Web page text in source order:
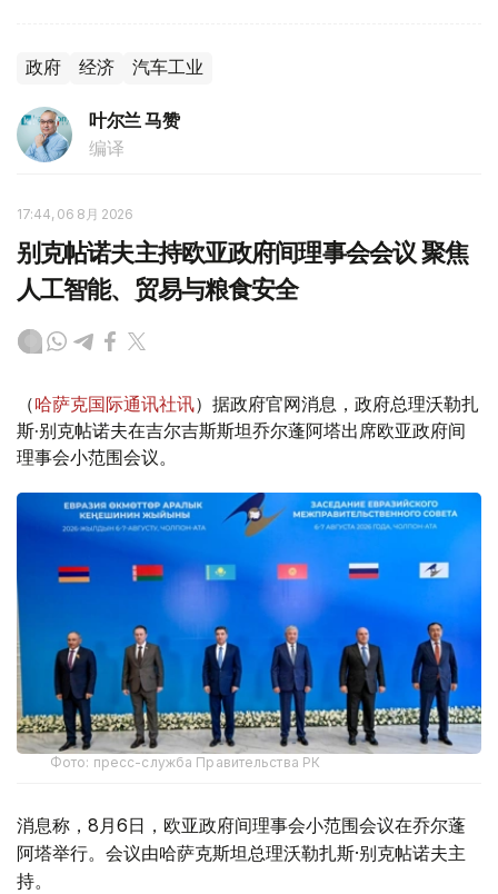
政府 经济 汽车工业
叶尔兰 马赞
编译
17:44, 06 8月 2026
别克帖诺夫主持欧亚政府间理事会会议 聚焦
人工智能、贸易与粮食安全
（哈萨克国际通讯社讯）据政府官网消息，政府总理沃勒扎
斯·别克帖诺夫在吉尔吉斯斯坦乔尔蓬阿塔出席欧亚政府间
理事会小范围会议。
Фото: пресс-служба Правительства РК
消息称，8月6日，欧亚政府间理事会小范围会议在乔尔蓬
阿塔举行。会议由哈萨克斯坦总理沃勒扎斯·别克帖诺夫主
持。